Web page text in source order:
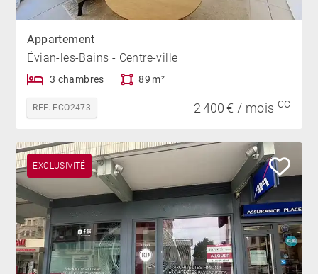
Appartement
Évian-les-Bains - Centre-ville
3 chambres 89 m²
REF. ECO2473 2 400 € / mois CC
EXCLUSIVITÉ